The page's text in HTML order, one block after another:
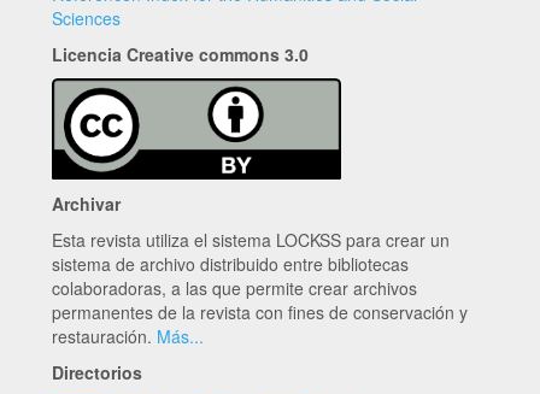
Sciences
Licencia Creative commons 3.0
Archivar
Esta revista utiliza el sistema LOCKSS para crear un
sistema de archivo distribuido entre bibliotecas
colaboradoras, a las que permite crear archivos
permanentes de la revista con fines de conservación y
restauración. Más...
Directorios